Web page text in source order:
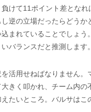
けて11ポイント差とな
逆の立場だったらどうか
まれていることでしょう
バランスだと推測します。
活用せねばなりません
きく叩かれ、チーム内
たいところ。バルサは